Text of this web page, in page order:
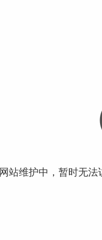
网站维护中，暂时无